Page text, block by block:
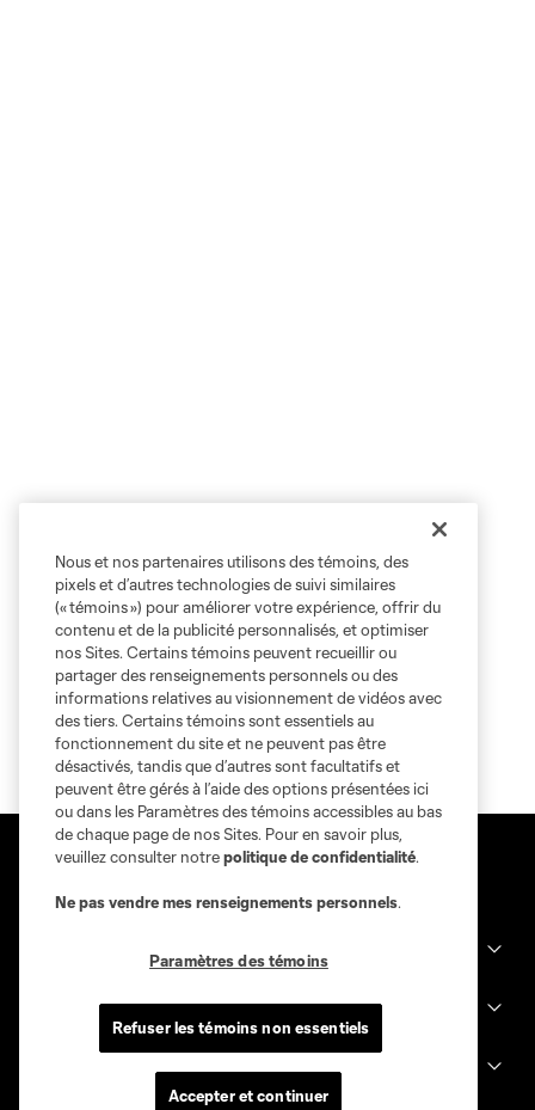
Nous et nos partenaires utilisons des témoins, des
pixels et d’autres technologies de suivi similaires
(« témoins ») pour améliorer votre expérience, offrir du
contenu et de la publicité personnalisés, et optimiser
nos Sites. Certains témoins peuvent recueillir ou
partager des renseignements personnels ou des
informations relatives au visionnement de vidéos avec
des tiers. Certains témoins sont essentiels au
fonctionnement du site et ne peuvent pas être
désactivés, tandis que d’autres sont facultatifs et
peuvent être gérés à l’aide des options présentées ici
ou dans les Paramètres des témoins accessibles au bas
de chaque page de nos Sites. Pour en savoir plus,
veuillez consulter notrepolitique de confidentialité.
Ne pas vendre mes renseignements personnels.
Paramètres des témoins
Refuser les témoins non essentiels
Accepter et continuer